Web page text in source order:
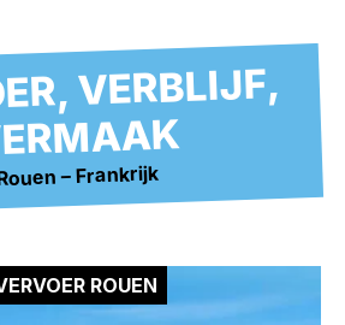
VERBLIJF,
– Frankrijk
ROUEN